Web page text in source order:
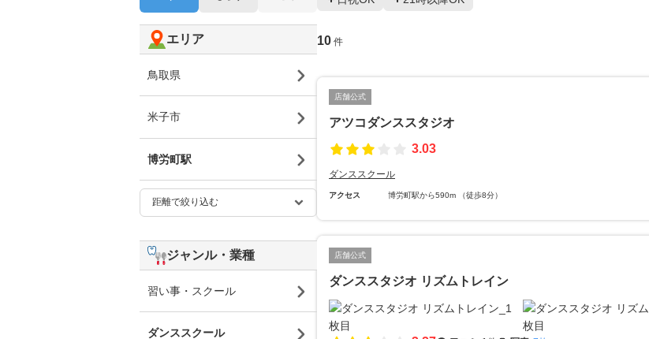
10 件
店舗公式
アツコダンススタジオ
3.03
ダンススクール
アクセス 博労町駅から590m （徒歩8分）
店舗公式
ダンススタジオ リズムトレイン
エリア
鳥取県
米子市
博労町駅
ジャンル・業種
習い事・スクール
ダンススクール